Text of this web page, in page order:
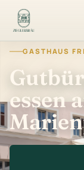
Gasthaus am
GASTHAUS
essen